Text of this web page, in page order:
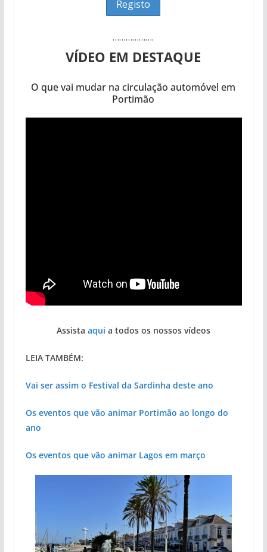
……………….
VÍDEO EM DESTAQUE
O que vai mudar na circulação automóvel em
Portimão
Assista aqui a todos os nossos vídeos
LEIA TAMBÉM:
Vai ser assim o Festival da Sardinha deste ano
Os eventos que vão animar Portimão ao longo do
ano
Os eventos que vão animar Lagos em março